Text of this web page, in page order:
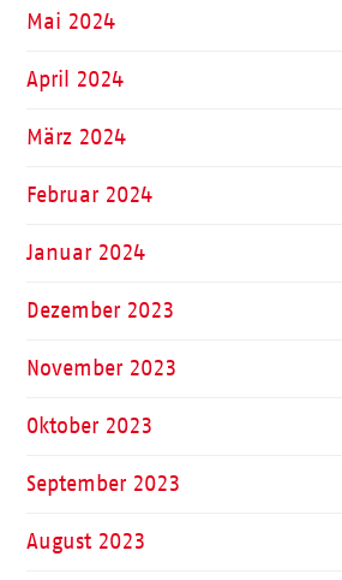
Mai 2024
April 2024
März 2024
Februar 2024
Januar 2024
Dezember 2023
November 2023
Oktober 2023
September 2023
August 2023